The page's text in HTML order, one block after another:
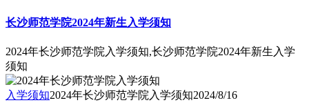
长沙师范学院2024年新生入学须知
2024年长沙师范学院入学须知,长沙师范学院2024年新生入学
须知
入学须知2024年长沙师范学院入学须知2024/8/16